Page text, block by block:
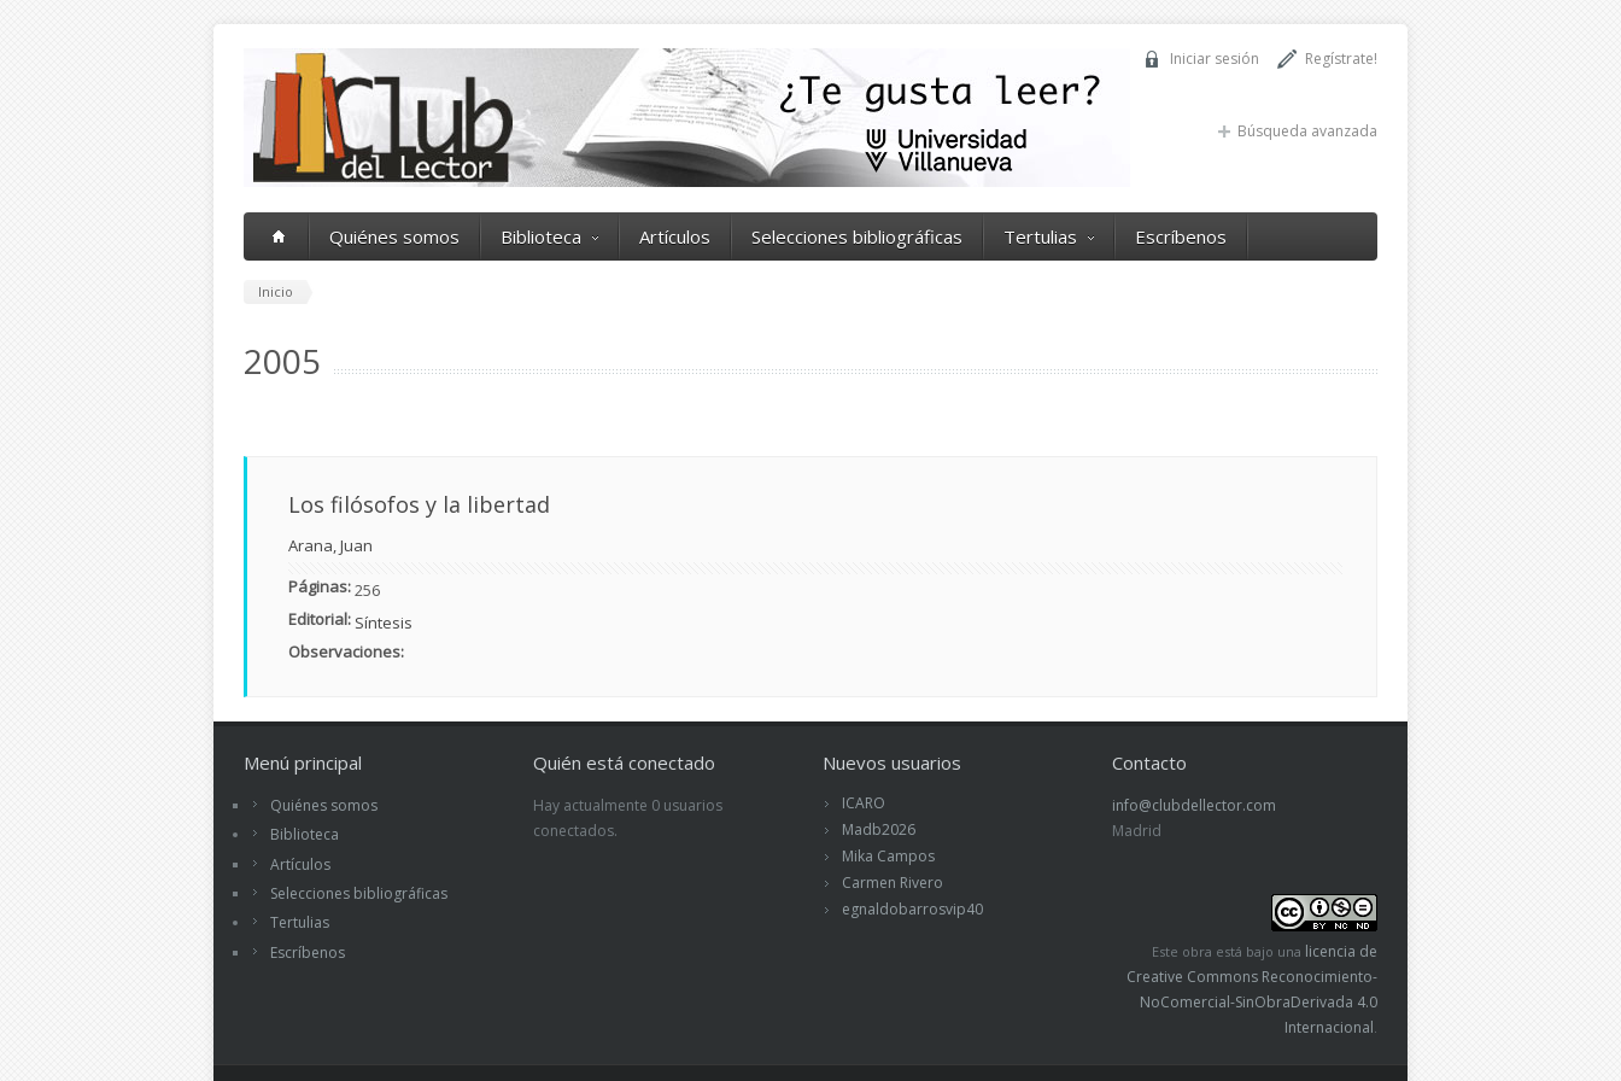
Regístrate!
Iniciar sesión
Búsqueda avanzada
Quiénes somos Biblioteca Artículos Selecciones bibliográficas Tertulias Escríbenos
Inicio
2005
Los filósofos y la libertad
Arana, Juan
Páginas:256
Editorial: Síntesis
Observaciones:
Menú principal
Quiénes somos
Biblioteca
Artículos
Selecciones bibliográficas
Tertulias
Escríbenos
Quién está conectado
Hay actualmente 0 usuarios
conectados.
Nuevos usuarios
ICARO
Madb2026
Mika Campos
Carmen Rivero
egnaldobarrosvip40
Contacto
info@clubdellector.com
Madrid
Este obra está bajo una licencia de
Creative Commons Reconocimiento-
NoComercial-SinObraDerivada 4.0
Internacional